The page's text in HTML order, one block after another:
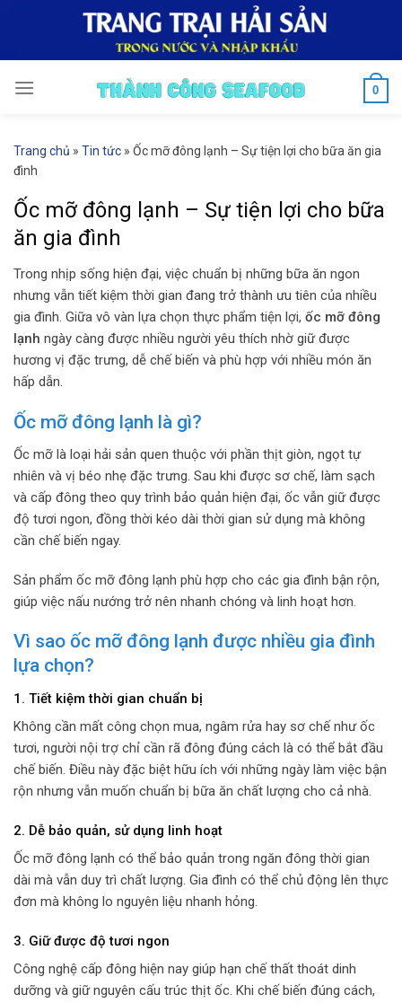
0
Trang chủ » Tin tức » Ốc mỡ đông lạnh – Sự tiện lợi cho bữa ăn gia
đình
Ốc mỡ đông lạnh – Sự tiện lợi cho bữa
ăn gia đình
Trong nhịp sống hiện đại, việc chuẩn bị những bữa ăn ngon
nhưng vẫn tiết kiệm thời gian đang trở thành ưu tiên của nhiều
gia đình. Giữa vô vàn lựa chọn thực phẩm tiện lợi, ốc mỡ đông
lạnh ngày càng được nhiều người yêu thích nhờ giữ được
hương vị đặc trưng, dễ chế biến và phù hợp với nhiều món ăn
hấp dẫn.
Ốc mỡ đông lạnh là gì?
Ốc mỡ là loại hải sản quen thuộc với phần thịt giòn, ngọt tự
nhiên và vị béo nhẹ đặc trưng. Sau khi được sơ chế, làm sạch
và cấp đông theo quy trình bảo quản hiện đại, ốc vẫn giữ được
độ tươi ngon, đồng thời kéo dài thời gian sử dụng mà không
cần chế biến ngay.
Sản phẩm ốc mỡ đông lạnh phù hợp cho các gia đình bận rộn,
giúp việc nấu nướng trở nên nhanh chóng và linh hoạt hơn.
Vì sao ốc mỡ đông lạnh được nhiều gia đình
lựa chọn?
1. Tiết kiệm thời gian chuẩn bị
Không cần mất công chọn mua, ngâm rửa hay sơ chế như ốc
tươi, người nội trợ chỉ cần rã đông đúng cách là có thể bắt đầu
chế biến. Điều này đặc biệt hữu ích với những ngày làm việc bận
rộn nhưng vẫn muốn chuẩn bị bữa ăn chất lượng cho cả nhà.
2. Dễ bảo quản, sử dụng linh hoạt
Ốc mỡ đông lạnh có thể bảo quản trong ngăn đông thời gian
dài mà vẫn duy trì chất lượng. Gia đình có thể chủ động lên thực
đơn mà không lo nguyên liệu nhanh hỏng.
3. Giữ được độ tươi ngon
Công nghệ cấp đông hiện nay giúp hạn chế thất thoát dinh
dưỡng và giữ nguyên cấu trúc thịt ốc. Khi chế biến đúng cách,